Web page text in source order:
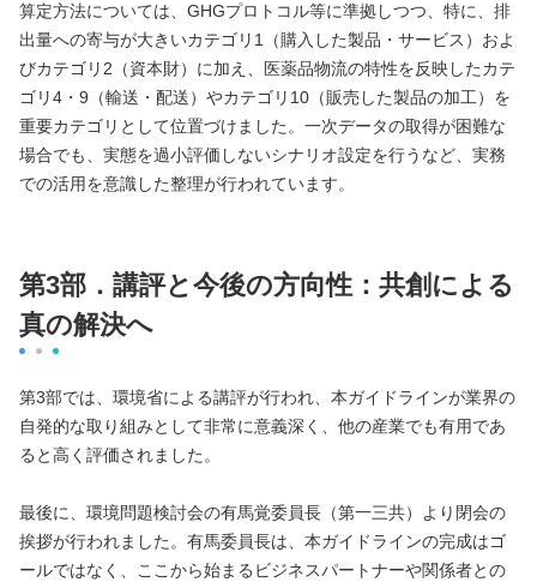
算定方法については、GHGプロトコル等に準拠しつつ、特に、排
出量への寄与が大きいカテゴリ1（購入した製品・サービス）およ
びカテゴリ2（資本財）に加え、医薬品物流の特性を反映したカテ
ゴリ4・9（輸送・配送）やカテゴリ10（販売した製品の加工）を
重要カテゴリとして位置づけました。一次データの取得が困難な
場合でも、実態を過小評価しないシナリオ設定を行うなど、実務
での活用を意識した整理が行われています。
第3部．講評と今後の方向性：共創による
真の解決へ
第3部では、環境省による講評が行われ、本ガイドラインが業界の
自発的な取り組みとして非常に意義深く、他の産業でも有用であ
ると高く評価されました。
最後に、環境問題検討会の有馬覚委員長（第一三共）より閉会の
挨拶が行われました。有馬委員長は、本ガイドラインの完成はゴ
ールではなく、ここから始まるビジネスパートナーや関係者との